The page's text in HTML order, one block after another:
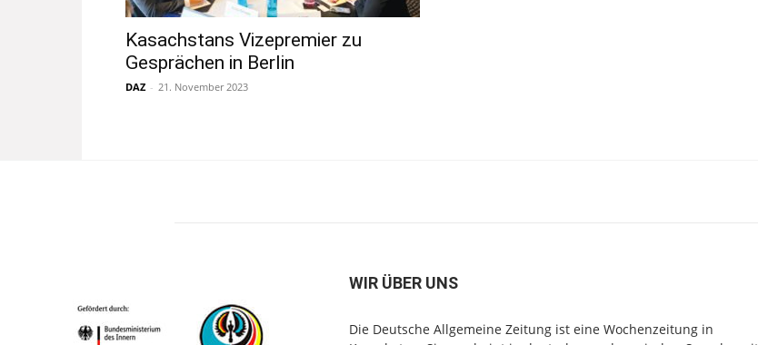
Kasachstans Vizepremier zu
Gesprächen in Berlin
DAZ - 21. November 2023
WIR ÜBER UNS
Die Deutsche Allgemeine Zeitung ist eine Wochenzeitung in